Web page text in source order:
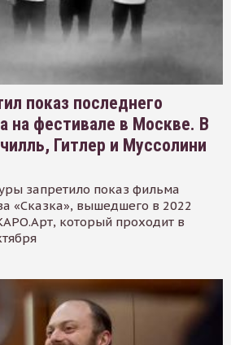
показ последнего
на фестивале в Москве. В
Гитлер и Муссолини
запретило показ фильма
«Сказка», вышедшего в 2022
который проходит в